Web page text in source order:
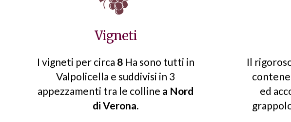
Vigneti
I vigneti per circa 8Ha sono tutti in
Valpolicella e suddivisi in 3
appezzamenti tra le colline a Nord
di Verona.
Il
ed